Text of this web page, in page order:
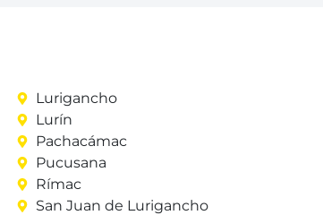
Lurigancho
Lurín
Pachacámac
Pucusana
Rímac
San Juan de Lurigancho